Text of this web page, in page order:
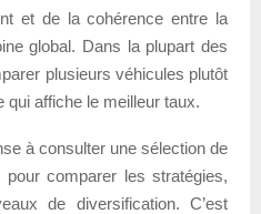
et de la cohérence entre la
global. Dans la plupart des
plusieurs véhicules plutôt
qui affiche le meilleur taux.
à consulter une sélection de
pour comparer les stratégies,
de diversification. C’est